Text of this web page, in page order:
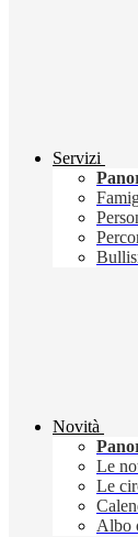
Servizi
Novità
Le
Le
Albo